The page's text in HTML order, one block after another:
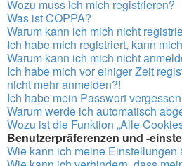
Wozu muss ich mich registrieren?
Was ist COPPA?
Warum kann ich mich nicht
Ich habe mich registriert, kann
Warum kann ich mich nicht
Ich habe mich vor einiger Zeit
nicht mehr anmelden?!
Ich habe mein Passwort
Warum werde ich automatisch
Wozu ist die Funktion „Alle
Benutzerpräferenzen und -
Wie kann ich meine Einstellungen